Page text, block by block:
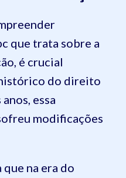
que trata sobre a
é crucial
do direito
essa
modificações
que na era do